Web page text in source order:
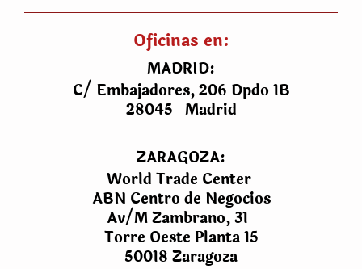
Oficinas en:
MADRID:
C/ Embajadores, 206 Dpdo 1B
28045 Madrid
ZARAGOZA:
World Trade Center
ABN Centro de Negocios
Av/M Zambrano, 31
Torre Oeste Planta 15
50018 Zaragoza